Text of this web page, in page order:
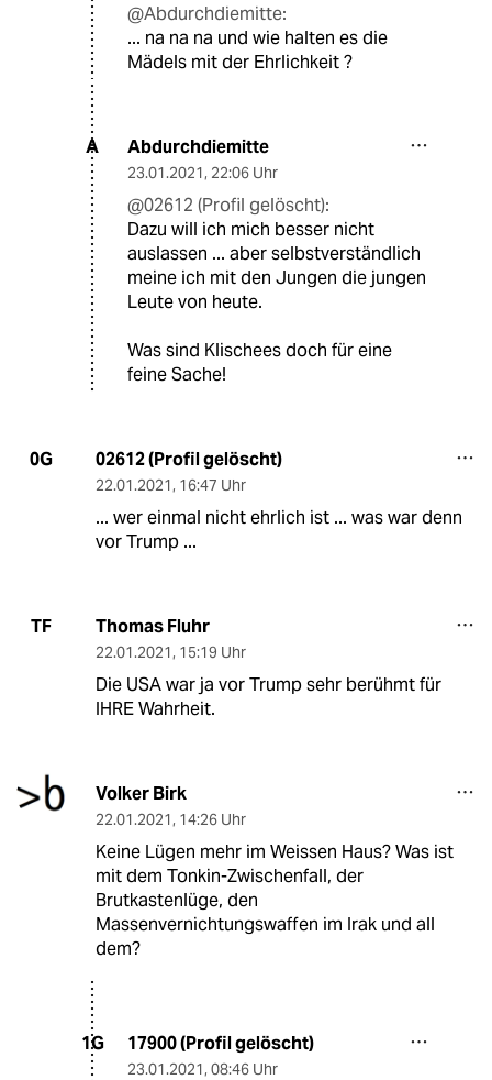
@Abdurchdiemitte:
... na na na und wie halten es die
Mädels mit der Ehrlichkeit ?
A Abdurchdiemitte
23.01.2021, 22:06 Uhr
@02612 (Profil gelöscht):
Dazu will ich mich besser nicht
auslassen ... aber selbstverständlich
meine ich mit den Jungen die jungen
Leute von heute.
Was sind Klischees doch für eine
feine Sache!
0G 02612 (Profil gelöscht)
22.01.2021, 16:47 Uhr
... wer einmal nicht ehrlich ist ... was war denn
vor Trump ...
TF Thomas Fluhr
22.01.2021, 15:19 Uhr
Die USA war ja vor Trump sehr berühmt für
IHRE Wahrheit.
Volker Birk
22.01.2021, 14:26 Uhr
Keine Lügen mehr im Weissen Haus? Was ist
mit dem Tonkin-Zwischenfall, der
Brutkastenlüge, den
Massenvernichtungswaffen im Irak und all
dem?
1G 17900 (Profil gelöscht)
23.01.2021, 08:46 Uhr